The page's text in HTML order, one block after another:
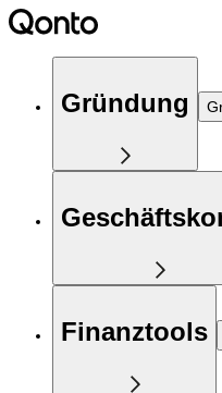
Gründung
Finanztools